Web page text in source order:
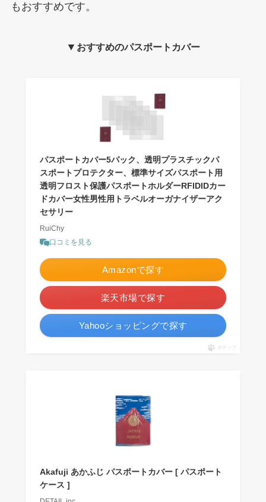
もおすすめです。
▼ おすすめのパスポートカバー
パスポートカバー5パック、透明プラスチックパ
スポートプロテクター、標準サイズパスポート用
透明フロスト保護パスポートホルダーRFIDIDカー
ドカバー女性男性用トラベルオーガナイザーアク
セサリー
RuiChy
口コミを見る
Amazonで探す
楽天市場で探す
Yahooショッピングで探す
ポチップ
Akafuji あかふじ パスポートカバー [ パスポート
ケース ]